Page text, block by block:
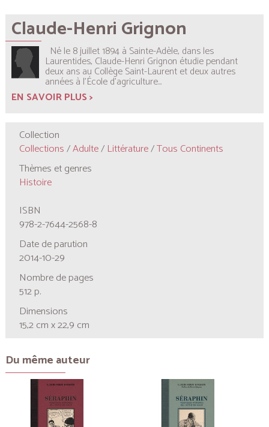
Claude-Henri Grignon
Né le 8 juillet 1894 à Sainte-Adèle, dans les
Laurentides, Claude-Henri Grignon étudie pendant
deux ans au Collège Saint-Laurent et deux autres
années à l’École d’agriculture...
EN SAVOIR PLUS >
Collection
Collections/Adulte/ Littérature/Tous Continents
Thèmes et genres
Histoire
ISBN
978-2-7644-2568-8
Date de parution
2014-10-29
Nombre de pages
512 p.
Dimensions
15,2 cm x 22,9 cm
Du même auteur